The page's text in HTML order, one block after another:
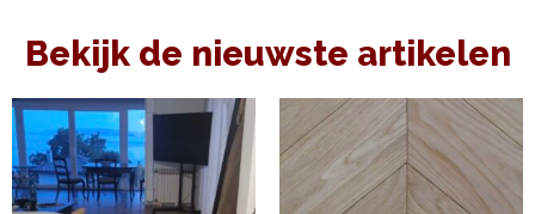
Bekijk de nieuwste artikelen